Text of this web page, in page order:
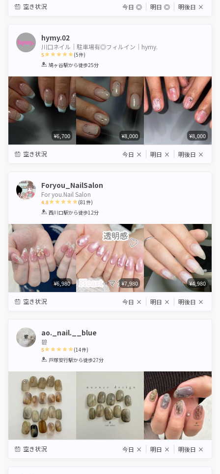
空き状況 今日 ◎ 明日 ◎ 明後日 ×
hymy.02
川口ネイル｜駐車場有◎フィルイン｜hymy.
5
1 2 3 4 5
(5件)
鳩ヶ谷駅から徒歩25分
¥6,700 ¥8,000 ¥8,000
空き状況 今日 × 明日 × 明後日 ×
Foryou_NailSalon
For you.Nail Salon
4.8
1 2 3 4 5
(81件)
西川口駅から徒歩12分
¥6,980 ¥7,980 ¥4,980
空き状況 今日 × 明日 × 明後日 ×
ao._nail.__blue
碧
5
1 2 3 4 5
(14件)
戸塚安行駅から徒歩27分
空き状況 今日 × 明日 × 明後日 ×